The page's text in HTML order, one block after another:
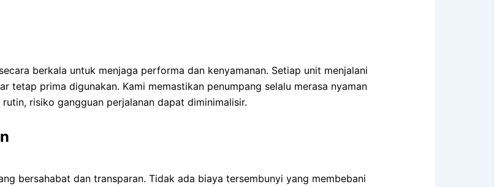
berkala untuk menjaga performa dan kenyamanan. Setiap unit menjalani
tetap prima digunakan. Kami memastikan penumpang selalu merasa nyaman
risiko gangguan perjalanan dapat diminimalisir.
bersahabat dan transparan. Tidak ada biaya tersembunyi yang membebani